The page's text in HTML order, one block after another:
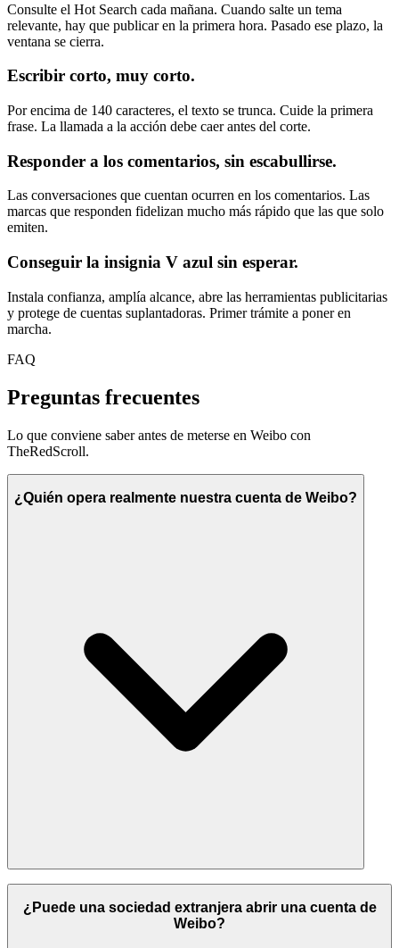
Consulte el Hot Search cada mañana. Cuando salte un tema
relevante, hay que publicar en la primera hora. Pasado ese plazo, la
ventana se cierra.
Escribir corto, muy corto.
Por encima de 140 caracteres, el texto se trunca. Cuide la primera
frase. La llamada a la acción debe caer antes del corte.
Responder a los comentarios, sin escabullirse.
Las conversaciones que cuentan ocurren en los comentarios. Las
marcas que responden fidelizan mucho más rápido que las que solo
emiten.
Conseguir la insignia V azul sin esperar.
Instala confianza, amplía alcance, abre las herramientas publicitarias
y protege de cuentas suplantadoras. Primer trámite a poner en
marcha.
FAQ
Preguntas frecuentes
Lo que conviene saber antes de meterse en Weibo con
TheRedScroll.
¿Quién opera realmente nuestra cuenta de Weibo?
¿Puede una sociedad extranjera abrir una cuenta de
Weibo?